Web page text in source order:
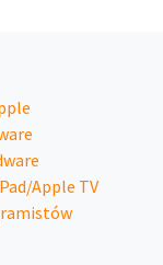
Apple TV